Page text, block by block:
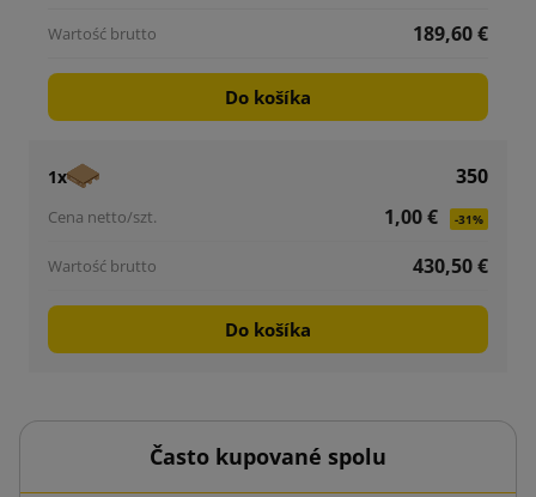
189,60 €
Do košíka
1x
350
1,00 €
-31%
430,50 €
Do košíka
Často kupované spolu